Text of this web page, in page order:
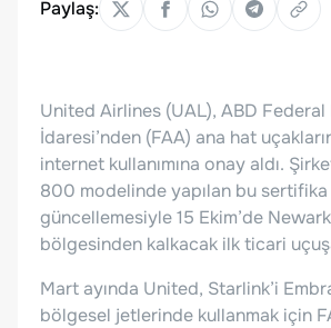
Paylaş:
United Airlines (UAL), ABD Federal
İdaresi’nden (FAA) ana hat
internet kullanımına onay aldı.
800 modelinde yapılan bu sertifika
güncellemesiyle 15 Ekim’de
bölgesinden kalkacak ilk ticari
Mart ayında United, Starlink’i
bölgesel jetlerinde kullanmak için